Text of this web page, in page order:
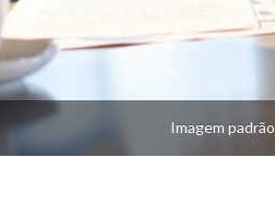
Imagem padrão